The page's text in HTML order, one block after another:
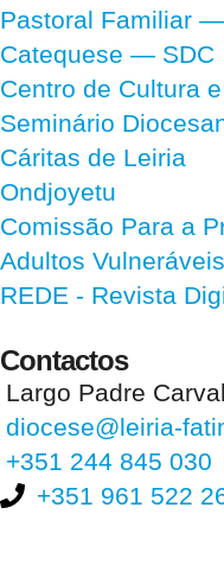
Pastoral Familiar
Catequese — SDC
Centro de Cultura
Seminário
Cáritas de Leiria
Ondjoyetu
Comissão Para a
Adultos
REDE - Revista
Contactos
Largo Padre
diocese@leiria-
+351 244 845 030
+351 961 522